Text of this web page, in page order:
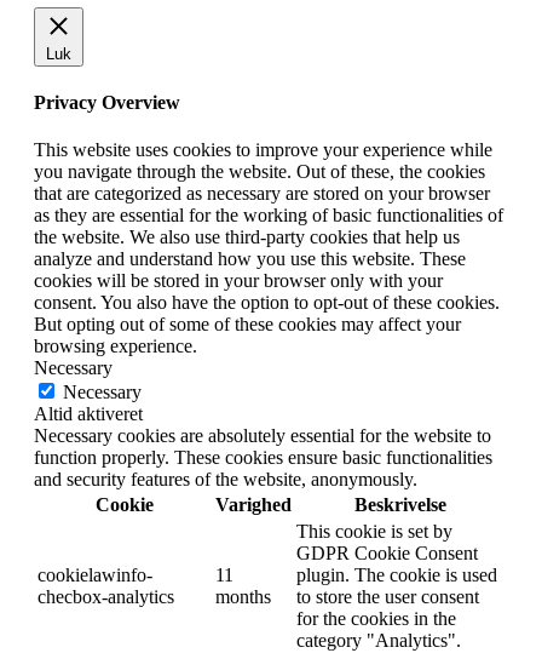
Luk
Privacy Overview
This website uses cookies to improve your experience while
you navigate through the website. Out of these, the cookies
that are categorized as necessary are stored on your browser
as they are essential for the working of basic functionalities of
the website. We also use third-party cookies that help us
analyze and understand how you use this website. These
cookies will be stored in your browser only with your
consent. You also have the option to opt-out of these cookies.
But opting out of some of these cookies may affect your
browsing experience.
Necessary
Necessary
Altid aktiveret
Necessary cookies are absolutely essential for the website to
function properly. These cookies ensure basic functionalities
and security features of the website, anonymously.
Cookie
Varighed Beskrivelse
cookielawinfo-
checbox-analytics
11
months
This cookie is set by
GDPR Cookie Consent
plugin. The cookie is used
to store the user consent
for the cookies in the
category "Analytics".